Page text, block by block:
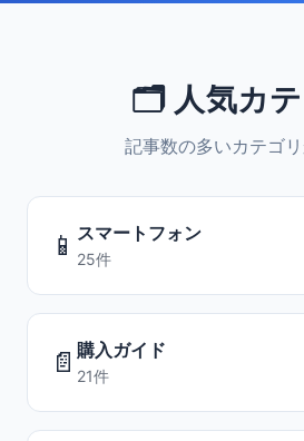
🗂️ 人気カテ
記事数の多いカテゴ
📱 スマートフォン
25件
📄 購入ガイド
21件